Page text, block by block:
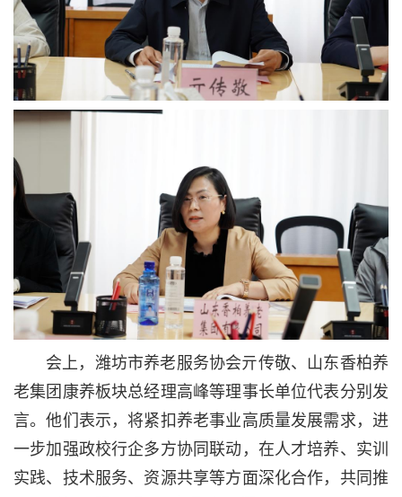
会上，潍坊市养老服务协会亓传敬、山东香柏养
老集团康养板块总经理高峰等理事长单位代表分别发
言。他们表示，将紧扣养老事业高质量发展需求，进
一步加强政校行企多方协同联动，在人才培养、实训
实践、技术服务、资源共享等方面深化合作，共同推